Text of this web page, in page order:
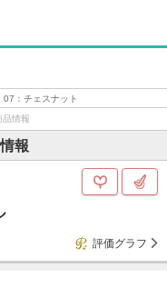
07：チェスナット
品情報
報
評価グラフ